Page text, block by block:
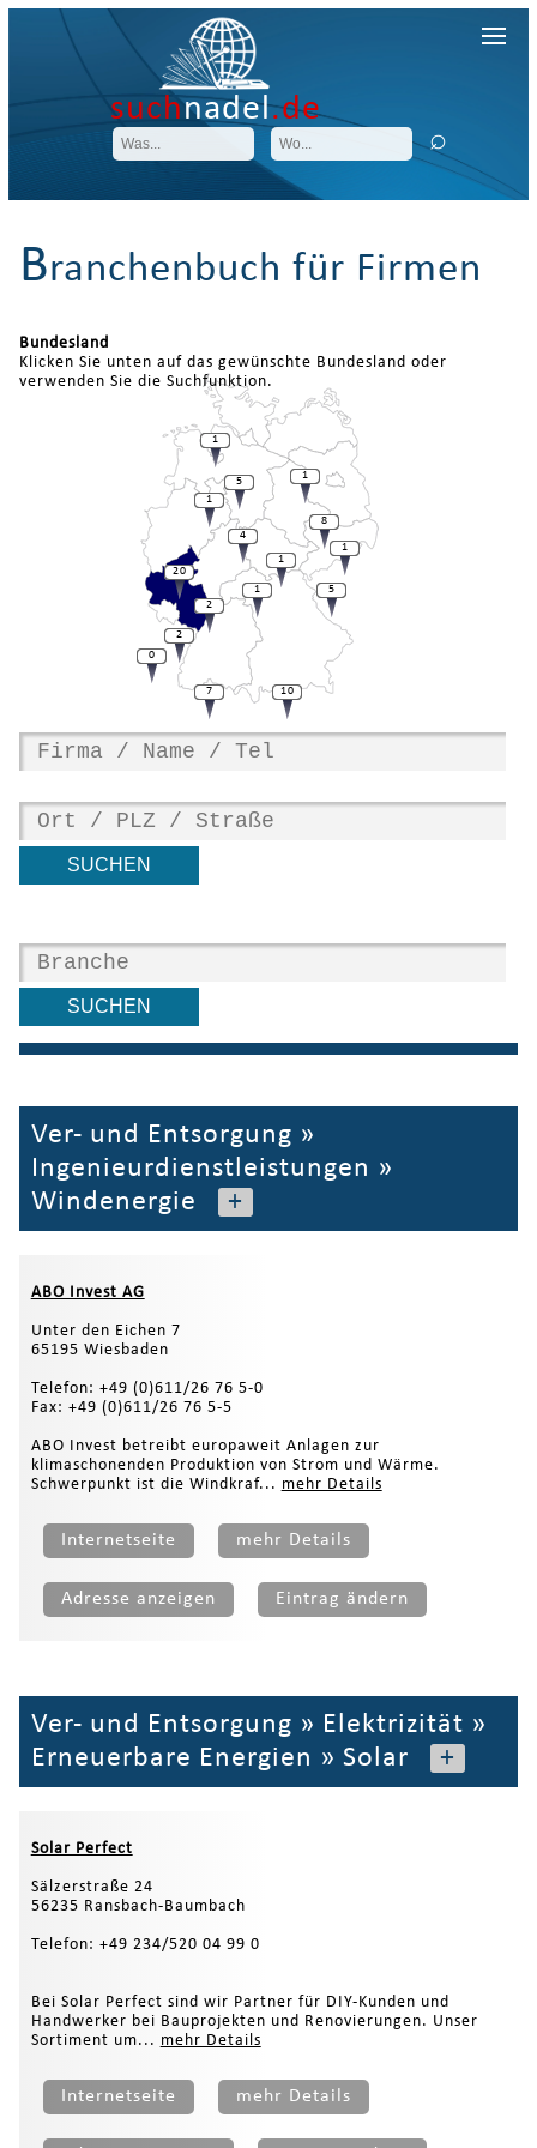
suchnadel.de
Branchenbuch für Firmen
Bundesland
Klicken Sie unten auf das gewünschte Bundesland oder
verwenden Sie die Suchfunktion.
5
1
20
8
1
1
5
1
1
4
0
2
2
7
1
10
Ver- und Entsorgung »
Ingenieurdienstleistungen »
Windenergie
+
ABO Invest AG
Unter den Eichen 7
65195 Wiesbaden
Telefon: +49 (0)611/26 76 5-0
Fax: +49 (0)611/26 76 5-5
ABO Invest betreibt europaweit Anlagen zur
klimaschonenden Produktion von Strom und Wärme.
Schwerpunkt ist die Windkraf... mehr Details
Internetseite mehr Details
Adresse anzeigen Eintrag ändern
Ver- und Entsorgung » Elektrizität »
Erneuerbare Energien » Solar +
Solar Perfect
Sälzerstraße 24
56235 Ransbach-Baumbach
Telefon: +49 234/520 04 99 0
Bei Solar Perfect sind wir Partner für DIY-Kunden und
Handwerker bei Bauprojekten und Renovierungen. Unser
Sortiment um... mehr Details
Internetseite mehr Details